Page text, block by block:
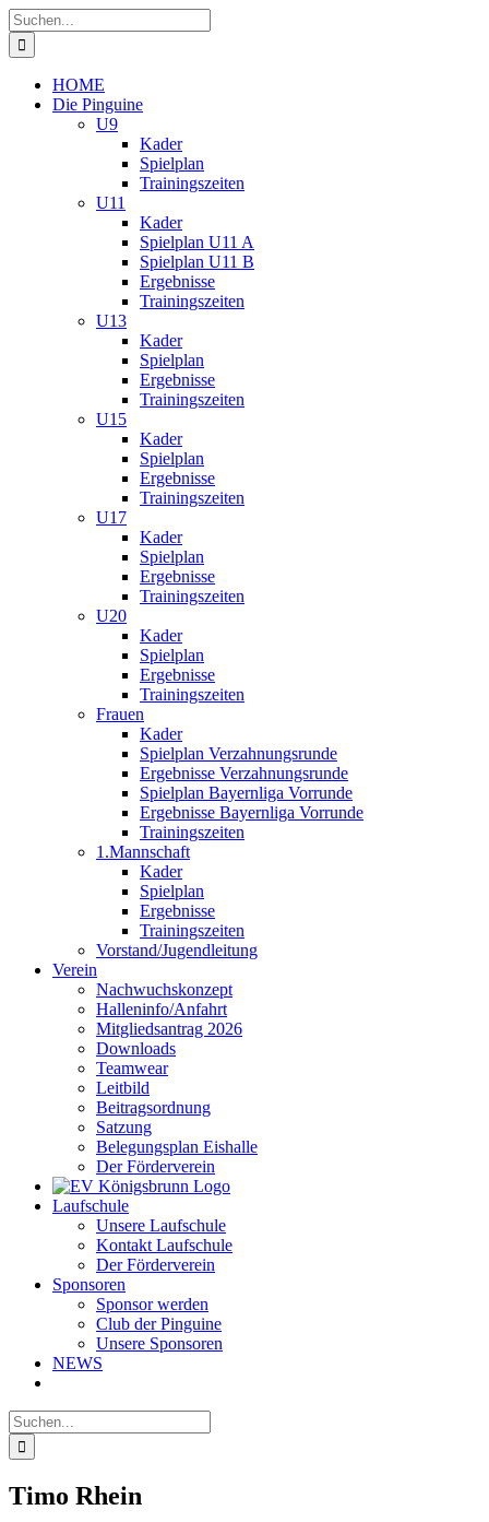
Zum
Inhalt
springen
Suche
nach:
HOME
Die Pinguine
U9
Kader
Spielplan
Trainingszeiten
U11
Kader
Spielplan U11 A
Spielplan U11 B
Ergebnisse
Trainingszeiten
U13
Kader
Spielplan
Ergebnisse
Trainingszeiten
U15
Kader
Spielplan
Ergebnisse
Trainingszeiten
U17
Kader
Spielplan
Ergebnisse
Trainingszeiten
U20
Kader
Spielplan
Ergebnisse
Trainingszeiten
Frauen
Kader
Spielplan Verzahnungsrunde
Ergebnisse Verzahnungsrunde
Spielplan Bayernliga Vorrunde
Ergebnisse Bayernliga Vorrunde
Trainingszeiten
1.Mannschaft
Kader
Spielplan
Ergebnisse
Trainingszeiten
Vorstand/Jugendleitung
Verein
Nachwuchskonzept
Halleninfo/Anfahrt
Mitgliedsantrag 2026
Downloads
Teamwear
Leitbild
Beitragsordnung
Satzung
Belegungsplan Eishalle
Der Förderverein
Laufschule
Unsere Laufschule
Kontakt Laufschule
Der Förderverein
Sponsoren
Sponsor werden
Club der Pinguine
Unsere Sponsoren
NEWS
Suche
nach:
Timo Rhein